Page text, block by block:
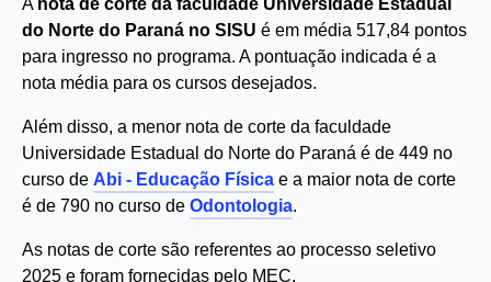
A nota de corte da faculdade Universidade Estadual
do Norte do Paraná no SISU é em média 517,84 pontos
para ingresso no programa. A pontuação indicada é a
nota média para os cursos desejados.
Além disso, a menor nota de corte da faculdade
Universidade Estadual do Norte do Paraná é de 449 no
curso de Abi - Educação Física e a maior nota de corte
é de 790 no curso de Odontologia.
As notas de corte são referentes ao processo seletivo
2025 e foram fornecidas pelo MEC.